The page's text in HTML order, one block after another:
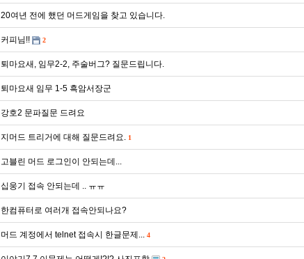
20여년 전에 했던 머드게임을 찾고 있습니다.
커피님!! 2
퇴마요새, 임무2-2, 주술버그? 질문드립니다.
퇴마요새 임무 1-5 흑암서장군
강호2 문파질문 드려요
지머드 트리거에 대해 질문드려요. 1
고블린 머드 로그인이 안되는데...
십웅기 접속 안되는데 .. ㅠㅠ
한컴퓨터로 여러개 접속안되나요?
머드 계정에서 telnet 접속시 한글문제... 4